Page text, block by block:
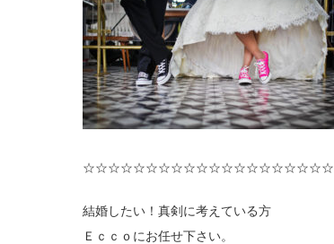
☆☆☆☆☆☆☆☆☆☆☆☆☆☆☆☆☆☆☆☆
結婚したい！真剣に考えている方
Ｅｃｃｏにお任せ下さい。